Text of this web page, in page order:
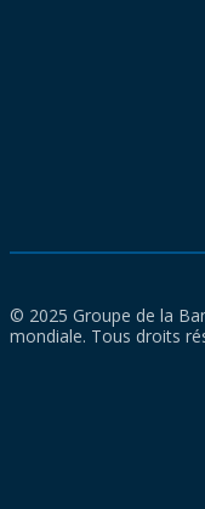
© 2025 Groupe de la
mondiale. Tous droits